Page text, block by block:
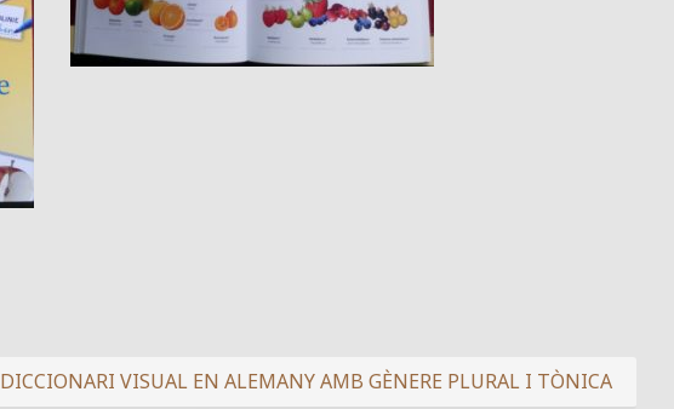
DICCIONARI VISUAL EN ALEMANY AMB GÈNERE PLURAL I TÒNICA